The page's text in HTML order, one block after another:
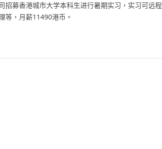
募香港城市大学本科生进行暑期实习，实习可远程
等，月薪11490港币。